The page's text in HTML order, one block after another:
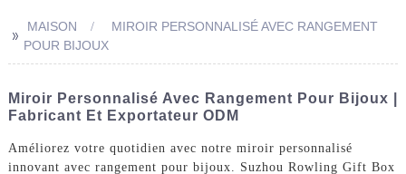
>> MAISON
MIROIR PERSONNALISÉ AVEC RANGEMENT
POUR BIJOUX
Miroir Personnalisé Avec Rangement Pour Bijoux |
Fabricant Et Exportateur ODM
Améliorez votre quotidien avec notre miroir personnalisé
innovant avec rangement pour bijoux. Suzhou Rowling Gift Box